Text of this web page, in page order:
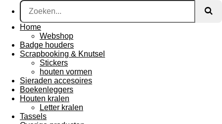
Home
Webshop
Badge houders
Scrapbooking & Knutsel
Stickers
houten vormen
Sieraden accesoires
Boekenleggers
Houten kralen
Letter kralen
Tassels